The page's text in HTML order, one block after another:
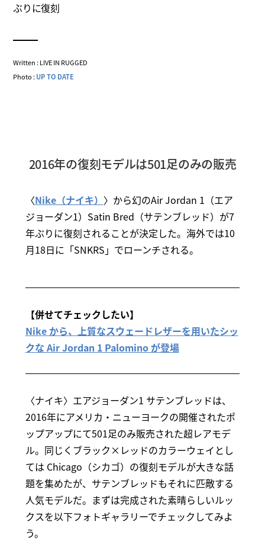
ぶりに復刻
Written : LIVE IN RUGGED
Photo :UP TO DATE
2016年の復刻モデルは501足のみの販売
〈Nike（ナイキ） 〉から幻のAir Jordan 1（エア
ジョーダン1）Satin Bred（サテンブレッド）が7
年ぶりに復刻されることが決定した。海外では10
月18日に「SNKRS」でローンチされる。
【併せてチェックしたい】
Nike から、上質なスウェードレザーを用いたシッ
クな Air Jordan 1 Palomino が登場
〈ナイキ〉エアジョーダン1 サテンブレッドは、
2016年にアメリカ・ニューヨークの開催されたポ
ップアップにて501足のみ販売された超レアモデ
ル。同じくブラック×レッドのカラーウェイとし
ては Chicago（シカゴ）の復刻モデルが大きな話
題を集めたが、サテンブレッドもそれに匹敵する
人気モデルだ。まずは完成された素晴らしいルッ
クスを以下フォトギャラリーでチェックしてみよ
う。